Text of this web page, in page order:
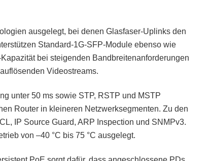
ausgelegt, bei denen Glasfaser-Uplinks den
Standard-1G-SFP-Module ebenso wie
bei steigenden Bandbreitenanforderungen
Videostreams.
unter 50 ms sowie STP, RSTP und MSTP
Router in kleineren Netzwerksegmenten. Zu den
IP Source Guard, ARP Inspection und SNMPv3.
von –40 °C bis 75 °C ausgelegt.